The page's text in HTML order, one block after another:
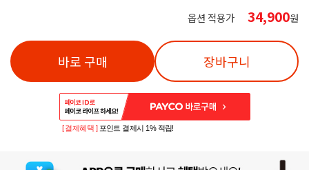
옵션 적용가 34,900원
바로 구매 장바구니
[ 결제혜택 ] 포인트 결제시 1% 적립!